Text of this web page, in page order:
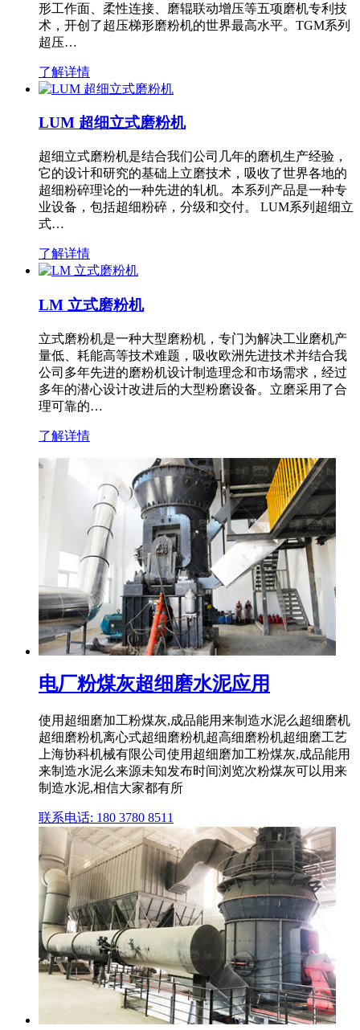
形工作面、柔性连接、磨辊联动增压等五项磨机专利技
术，开创了超压梯形磨粉机的世界最高水平。TGM系列
超压…
了解详情
LUM 超细立式磨粉机
超细立式磨粉机是结合我们公司几年的磨机生产经验，
它的设计和研究的基础上立磨技术，吸收了世界各地的
超细粉碎理论的一种先进的轧机。本系列产品是一种专
业设备，包括超细粉碎，分级和交付。 LUM系列超细立
式…
了解详情
LM 立式磨粉机
立式磨粉机是一种大型磨粉机，专门为解决工业磨机产
量低、耗能高等技术难题，吸收欧洲先进技术并结合我
公司多年先进的磨粉机设计制造理念和市场需求，经过
多年的潜心设计改进后的大型粉磨设备。立磨采用了合
理可靠的…
了解详情
电厂粉煤灰超细磨水泥应用
使用超细磨加工粉煤灰,成品能用来制造水泥么超细磨机
超细磨粉机离心式超细磨粉机超高细磨粉机超细磨工艺
上海协科机械有限公司使用超细磨加工粉煤灰,成品能用
来制造水泥么来源未知发布时间浏览次粉煤灰可以用来
制造水泥,相信大家都有所
联系电话: 180 3780 8511